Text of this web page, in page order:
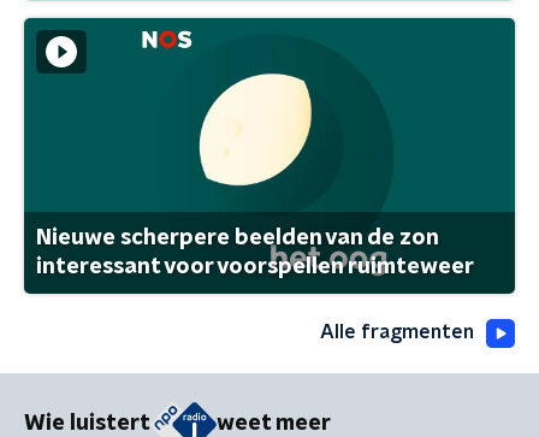
Nieuwe scherpere beelden van de zon
interessant voor voorspellen ruimteweer
Alle fragmenten
Wie luistert weet meer